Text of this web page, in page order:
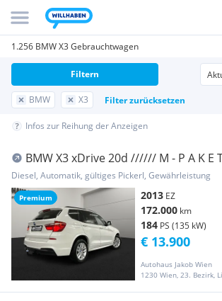
1.256 BMW X3 Gebrauchtwagen
BMW X3 Filter zurücksetzen
Filtern
Infos zur Reihung der Anzeigen
Premium
BMW X3 xDrive 20d ////// M - P A K E
AUT...
Diesel, Automatik, gültiges Pickerl, Gewährleistung
2013 EZ
172.000 km
184 PS (135 kW)
Autohaus Jakob Wien
1230 Wien, 23. Bezirk,
€ 13.900